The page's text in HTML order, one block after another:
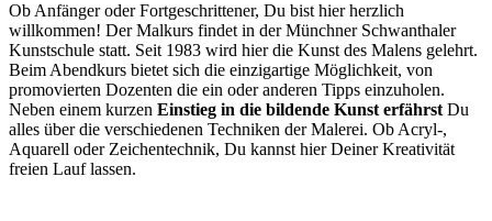
Ob Anfänger oder Fortgeschrittener, Du bist hier herzlich
willkommen! Der Malkurs findet in der Münchner Schwanthaler
Kunstschule statt. Seit 1983 wird hier die Kunst des Malens gelehrt.
Beim Abendkurs bietet sich die einzigartige Möglichkeit, von
promovierten Dozenten die ein oder anderen Tipps einzuholen.
Neben einem kurzen Einstieg in die bildende Kunst erfährst Du
alles über die verschiedenen Techniken der Malerei. Ob Acryl-,
Aquarell oder Zeichentechnik, Du kannst hier Deiner Kreativität
freien Lauf lassen.